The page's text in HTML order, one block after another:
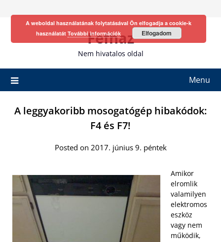
Fefhaz
Nem hivatalos oldal
Menu
A leggyakoribb mosogatógép hibakódok:
F4 és F7!
Posted on 2017. június 9. péntek
Amikor
elromlik
valamilyen
elektromos
eszköz
vagy nem
működik,
A weboldal használatának folytatásával Ön elfogadja a cookie-k
használatát További információk Elfogadom